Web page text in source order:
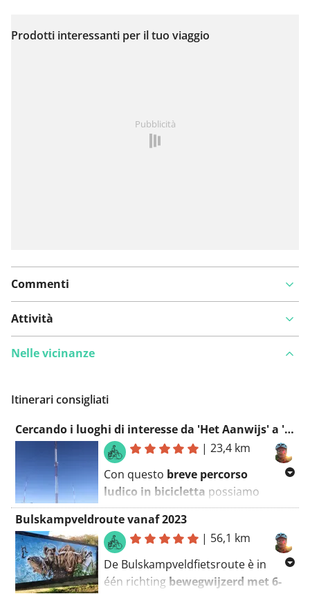
Visualizza sulla mappa
Prodotti interessanti per il tuo viaggio
Pubblicità
Commenti
Attività
Nelle vicinanze
Itinerari consigliati
Cercando i luoghi di interesse da 'Het Aanwijs' a 'De Radio' a Bulskampveld
|23,4 km
Con questo breve percorso
ludico in bicicletta possiamo
facilmente riempiremezzo giorno.
Dopo tutto, passiamo per vari
luoghi chemeritano una sosta
e
dove possiamo apprendere molte
cose sullastoria. È una sorta di
Bulskampveldroute vanaf 2023
| 56,1 km
De Bulskampveldfietsroute è in
één richting bewegwijzerd met 6-